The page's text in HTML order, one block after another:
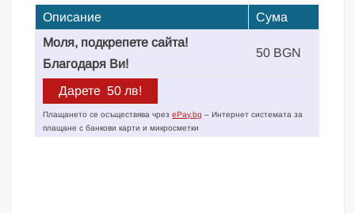
Описание
Сума
Моля, подкрепете сайта!
Благодаря Ви!
50 BGN
Плащането се осъществява чрезePay.bg – Интернет системата за
плащане с банкови карти и микросметки